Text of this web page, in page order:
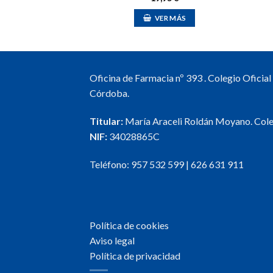
VER MÁS
Oficina de Farmacia nº 393 . Colegio
Córdoba.
Titular: María Araceli Roldán Moyano.
NIF: 34028865C
Teléfono: 957 532 599| 626 631 911
Política de cookies
Aviso legal
Política de privacidad